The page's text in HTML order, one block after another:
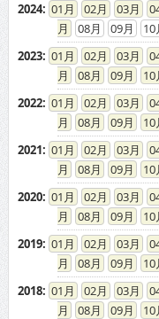
2024: 01 02 03
08
09 10
2023: 01 02 03
08
09 10
2022: 01 02 03
08
09 10
2021: 01 02 03
08
09 10
2020: 01 02 03
08
09 10
2019: 01 02 03
08
09 10
2018: 01 02 03
08
09 10